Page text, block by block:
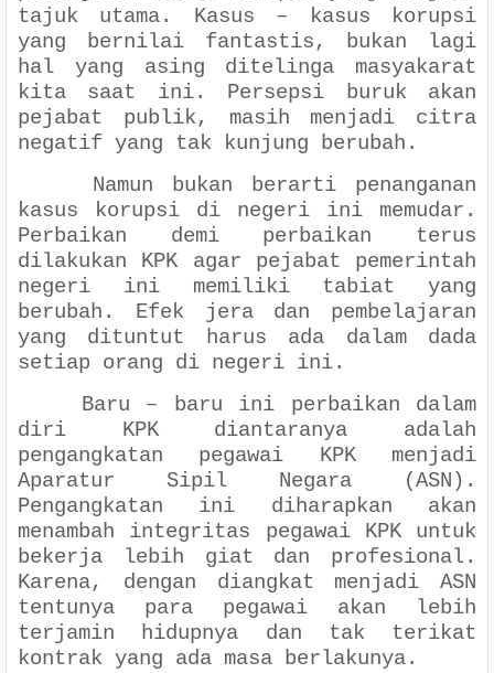
tajuk utama. Kasus – kasus korupsi
yang bernilai fantastis, bukan lagi
hal yang asing ditelinga masyakarat
kita saat ini. Persepsi buruk akan
pejabat publik, masih menjadi citra
negatif yang tak kunjung berubah.
Namun bukan berarti penanganan
kasus korupsi di negeri ini memudar.
Perbaikan demi perbaikan terus
dilakukan KPK agar pejabat pemerintah
negeri ini memiliki tabiat yang
berubah. Efek jera dan pembelajaran
yang dituntut harus ada dalam dada
setiap orang di negeri ini.
Baru – baru ini perbaikan dalam
diri KPK diantaranya adalah
pengangkatan pegawai KPK menjadi
Aparatur Sipil Negara (ASN).
Pengangkatan ini diharapkan akan
menambah integritas pegawai KPK untuk
bekerja lebih giat dan profesional.
Karena, dengan diangkat menjadi ASN
tentunya para pegawai akan lebih
terjamin hidupnya dan tak terikat
kontrak yang ada masa berlakunya.